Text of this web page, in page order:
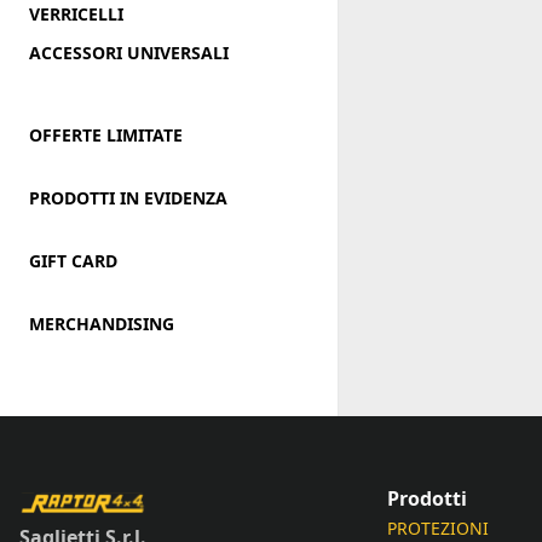
VERRICELLI
ACCESSORI UNIVERSALI
OFFERTE LIMITATE
PRODOTTI IN EVIDENZA
GIFT CARD
MERCHANDISING
Prodotti
PROTEZIONI